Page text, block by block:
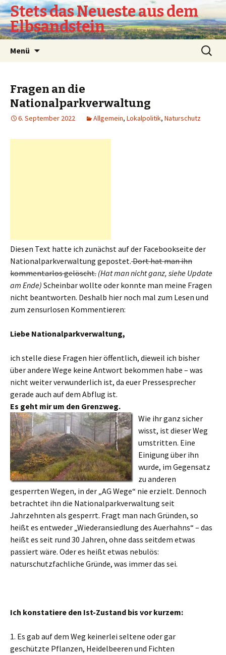
Stets das Neueste aus dem
Elbsandstein
Menü
Suchen
nach:
Fragen an die
Nationalparkverwaltung
6. September 2022 Allgemein, Lokalpolitik, Naturschutz
Diesen Text hatte ich zunächst auf der Facebookseite der
Nationalparkverwaltung gepostet.Dort hat man ihn
kommentarlos gelöscht. (Hat man nicht ganz, siehe Update
am Ende) Scheinbar wollte oder konnte man meine Fragen
nicht beantworten. Deshalb hier noch mal zum Lesen und
zum zensurlosen Kommentieren:
Liebe Nationalparkverwaltung,
ich stelle diese Fragen hier öffentlich, dieweil ich bisher
über andere Wege keine Antwort bekommen habe – was
nicht weiter verwunderlich ist, da euer Pressesprecher
gerade auch auf dem Abflug ist.
Es geht mir um den Grenzweg.
Wie ihr ganz sicher
wisst, ist dieser Weg
umstritten. Eine
Einigung über ihn
wurde, im Gegensatz
zu anderen
gesperrten Wegen, in der „AG Wege“ nie erzielt. Dennoch
betrachtet ihn die Nationalparkverwaltung seit
Jahrzehnten als gesperrt. Fragt man nach Gründen, so
heißt es entweder „Wiederansiedlung des Auerhahns“ – das
heißt es seit rund 30 Jahren, ohne dass seitdem etwas
passiert wäre. Oder es heißt etwas nebulös:
naturschutzfachliche Gründe, was immer das sei.
Ich konstatiere den Ist-Zustand bis vor kurzem:
1. Es gab auf dem Weg keinerlei seltene oder gar
geschützte Pflanzen, Heidelbeeren und Fichten